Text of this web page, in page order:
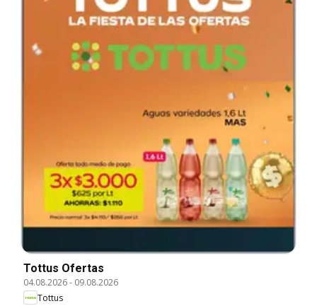
Tottus Ofertas
04.08.2026- 09.08.2026
Tottus